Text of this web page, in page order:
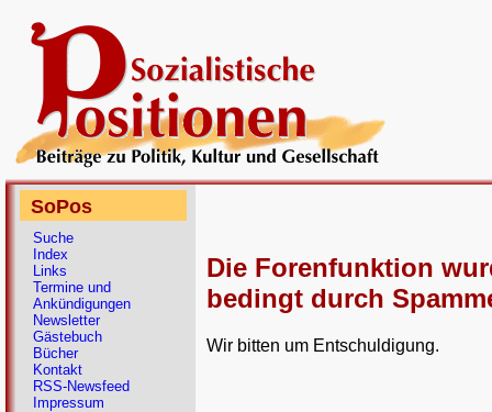
Die Forenfunktion
bedingt durch
Wir bitten um Entschuldigung.
SoPos
Suche
Index
Links
Termine und
Ankündigungen
Newsletter
Gästebuch
Bücher
Kontakt
RSS-Newsfeed
Impressum